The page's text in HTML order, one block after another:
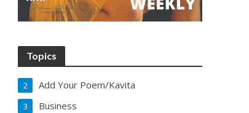
Topics
Add Your Poem/Kavita
2
Business
3